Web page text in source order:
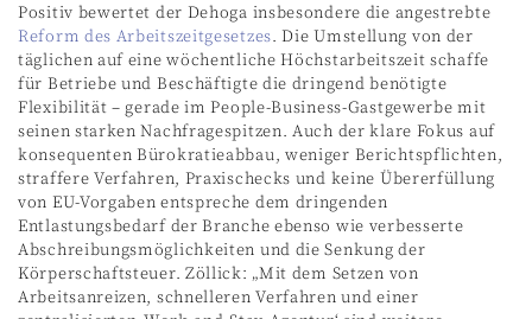
Positiv bewertet der Dehoga insbesondere die angestrebte
Reform des Arbeitszeitgesetzes. Die Umstellung von der
täglichen auf eine wöchentliche Höchstarbeitszeit schaffe
für Betriebe und Beschäftigte die dringend benötigte
Flexibilität – gerade im People-Business-Gastgewerbe mit
seinen starken Nachfragespitzen. Auch der klare Fokus auf
konsequenten Bürokratieabbau, weniger Berichtspflichten,
straffere Verfahren, Praxischecks und keine Übererfüllung
von EU-Vorgaben entspreche dem dringenden
Entlastungsbedarf der Branche ebenso wie verbesserte
Abschreibungsmöglichkeiten und die Senkung der
Körperschaftsteuer. Zöllick: „Mit dem Setzen von
Arbeitsanreizen, schnelleren Verfahren und einer